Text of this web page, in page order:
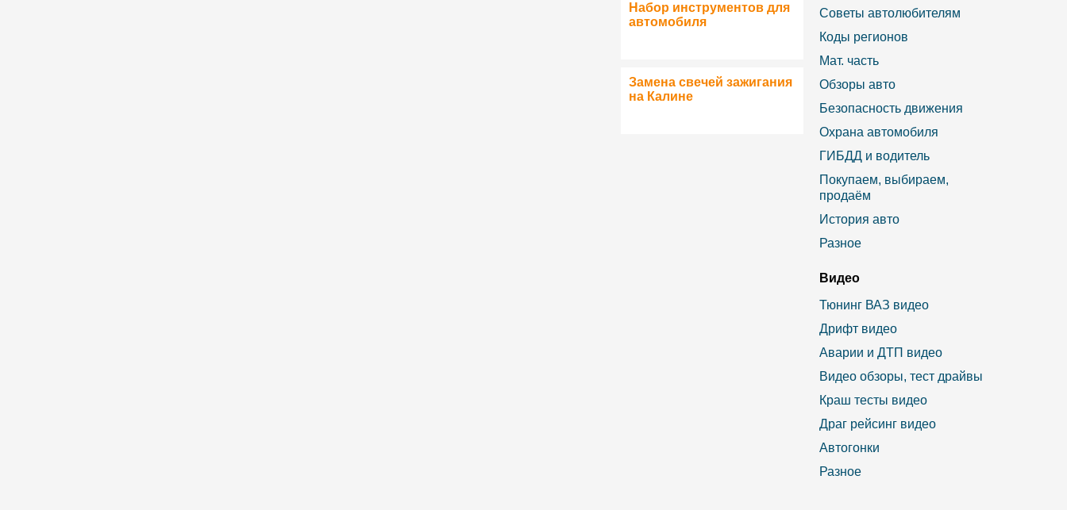
Набор инструментов для
автомобиля
Замена свечей зажигания
на Калине
Советы автолюбителям
Коды регионов
Мат. часть
Обзоры авто
Безопасность движения
Охрана автомобиля
ГИБДД и водитель
Покупаем, выбираем,
продаём
История авто
Разное
Видео
Тюнинг ВАЗ видео
Дрифт видео
Аварии и ДТП видео
Видео обзоры, тест драйвы
Краш тесты видео
Драг рейсинг видео
Автогонки
Разное